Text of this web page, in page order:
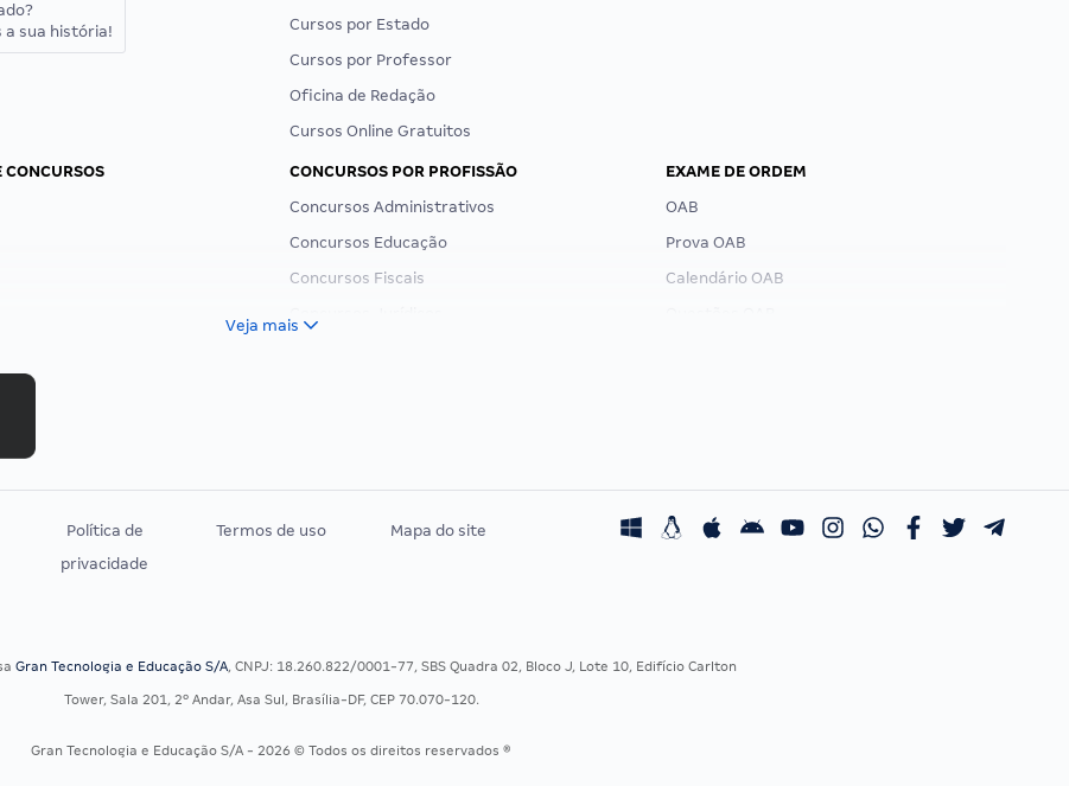
a sua história!
Cursos por Estado
Cursos por Professor
Oficina de Redação
Cursos Online Gratuitos
CONCURSOS
CONCURSOS POR PROFISSÃO
Concursos Administrativos
Concursos Educação
Concursos Fiscais
Residência Multiprofissional
EXAME DE ORDEM
OAB
Prova OAB
Calendário OAB
Veja mais
Política de
privacidade
Termos de uso Mapa do site
Gran Tecnologia e Educação S/A, CNPJ: 18.260.822/0001-77, SBS Quadra 02, Bloco J, Lote 10, Edifício Carlton
Tower, Sala 201, 2º Andar, Asa Sul, Brasília-DF, CEP 70.070-120.
Gran Tecnologia e Educação S/A - 2026 © Todos os direitos reservados ®